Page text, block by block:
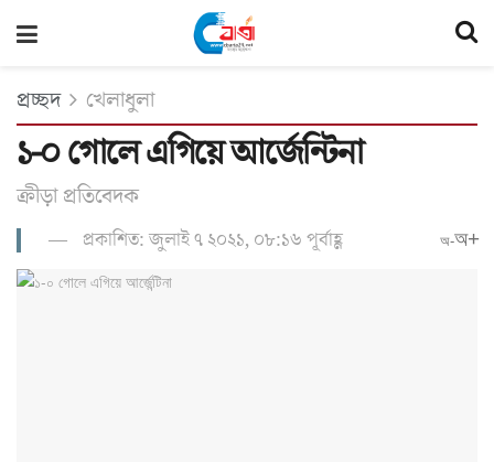
প্রচ্ছদ খেলাধুলা
১-০ গোলে এগিয়ে আর্জেন্টিনা
ক্রীড়া প্রতিবেদক
প্রকাশিত: জুলাই ৭ ২০২১, ০৮:১৬ পূর্বাহ্ণ অ-অ+